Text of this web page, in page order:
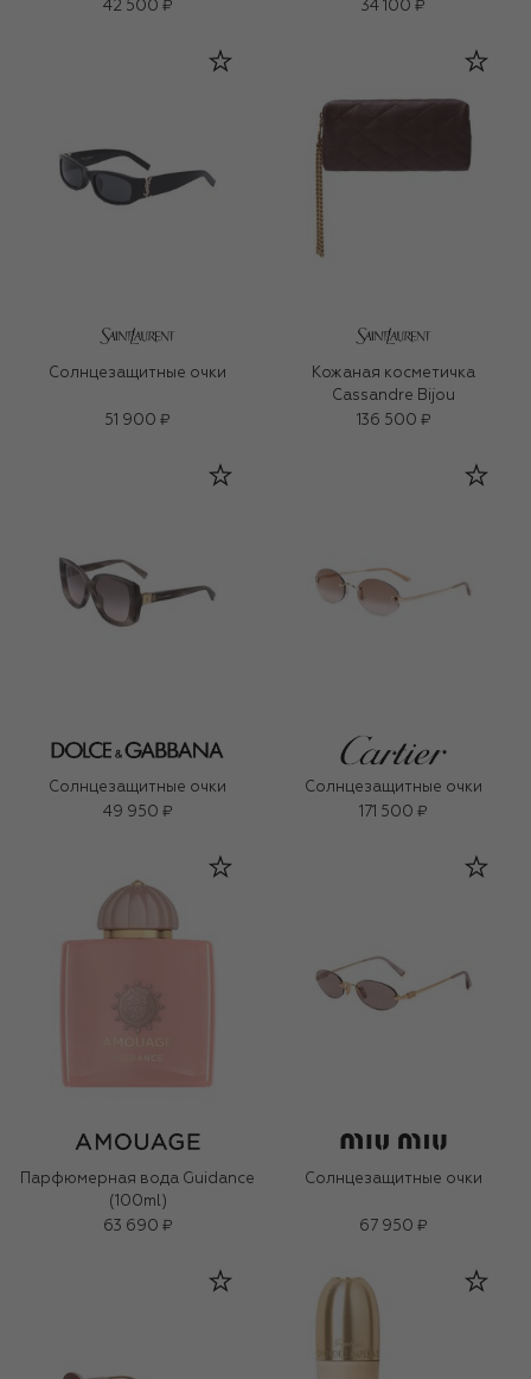
42 500 ₽ 34 100 ₽
Солнцезащитные очки
51 900 ₽
Кожаная косметичка
Cassandre Bijou
136 500 ₽
Солнцезащитные очки
49 950 ₽
Солнцезащитные очки
171 500 ₽
Парфюмерная вода Guidance
(100ml)
63 690 ₽
Солнцезащитные очки
67 950 ₽